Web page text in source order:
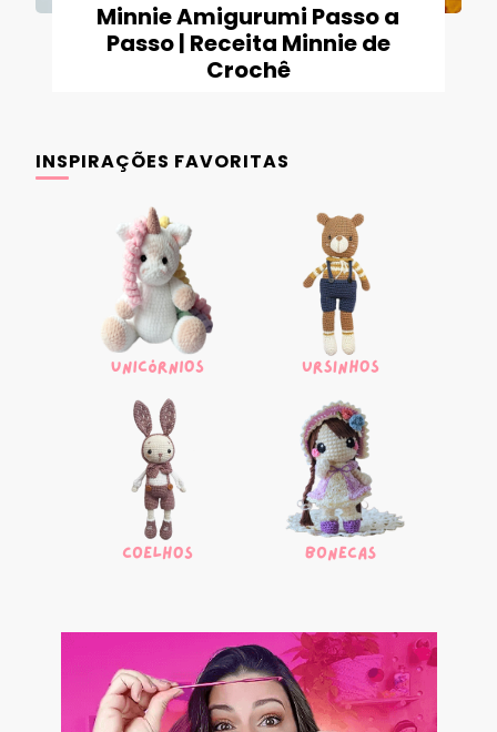
Minnie Amigurumi Passo a
Passo | Receita Minnie de
Crochê
INSPIRAÇÕES FAVORITAS